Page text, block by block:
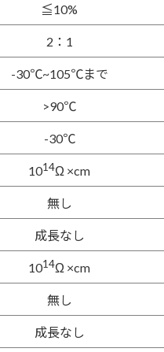
≦10%
2：1
-30℃~105℃まで
>90℃
-30℃
1014Ω ×cm
無し
成長なし
1014Ω ×cm
無し
成長なし